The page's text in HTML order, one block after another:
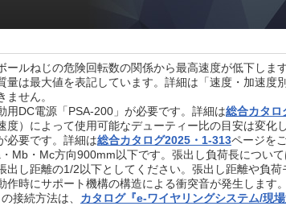
ールねじの危険回転数の関係から最高速度が低下し
量は最大値を表記しています。詳細は「速度・加速度
ません。
用DC電源「PSA-200」が必要です。詳細は総合カタロ
度）によって使用可能なデューティー比の目安は変化
必要です。詳細は総合カタログ2025・1-313ページを
Mb・Mc方向900mm以下です。張出し負荷長について
出し距離の1/2以下としてください。張出し距離や
作時にサポート機構の構造による衝突音が発生します
接続方法は、 カタログ『e-ワイヤリングシステム/現